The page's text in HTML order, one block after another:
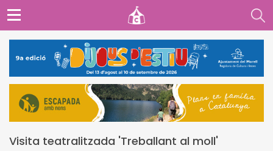
Visita teatralitzada 'Treballant al moll'